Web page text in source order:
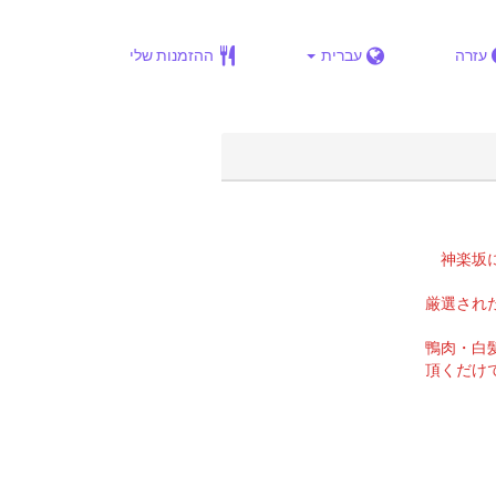
עזרה עברית ההזמנות שלי
神楽坂
厳選され
鴨肉・白
頂くだけ